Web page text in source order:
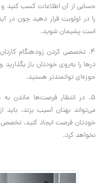
حسابی از آن اطلاعات کسب کنید و
را در اولویت قرار دهید چون در
است پشیمان شوید.
۴. تخصصی کردن زودهنگام
درها را به‌روی خودتان باز
حوزه‌ای توانمندتر هستید.
۵. در انتظار فرصت‌ها ماندن
می‌تواند بهتان آسیب بزند. باید
خودتان فرصت ایجاد کنید. تخصص و
نخواهد کرد.